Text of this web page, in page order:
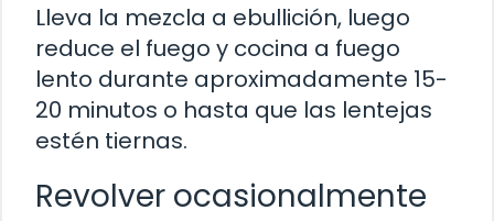
Lleva la mezcla a ebullición, luego
reduce el fuego y cocina a fuego
lento durante aproximadamente 15-
20 minutos o hasta que las lentejas
estén tiernas.
Revolver ocasionalmente